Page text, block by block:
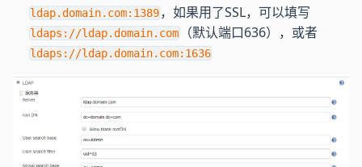
ldap.domain.com:1389，如果用了SSL，可以填写
ldaps://ldap.domain.com （默认端口636），或者
ldaps://ldap.domain.com:1636